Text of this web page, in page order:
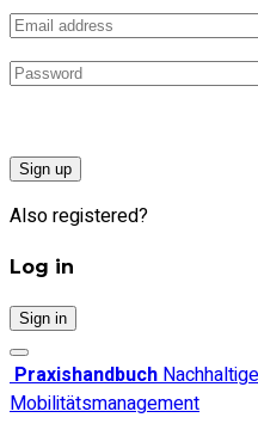
Sign up
Also registered?
Log in
Sign in
Praxishandbuch
Mobilitätsmanagement